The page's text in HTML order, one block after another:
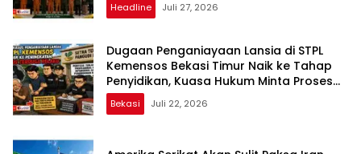
Headline Juli 27, 2026
Dugaan Penganiayaan Lansia di STPL
Kemensos Bekasi Timur Naik ke Tahap
Penyidikan, Kuasa Hukum Minta Proses
Transparan dan Bebas Intervensi
Bekasi Juli 22, 2026